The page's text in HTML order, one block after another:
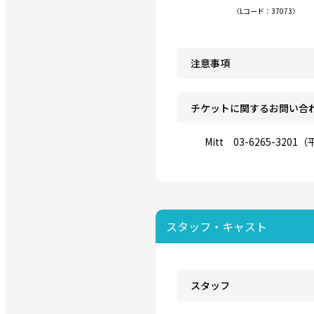
〈Lコード：37073〉
注意事項
チケットに関するお問い合
Mitt 03-6265-3201（平
スタッフ・キャスト
スタッフ